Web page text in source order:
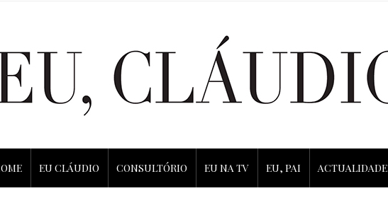
EU CLÁUDIO CONSULTÓRIO EU NA TV EU, PAI ACTUALIDADE